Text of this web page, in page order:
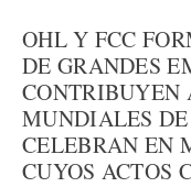
OHL Y FCC
DE GRANDES
CONTRIBUYEN
MUNDIALES
CELEBRAN EN
CUYOS ACTOS